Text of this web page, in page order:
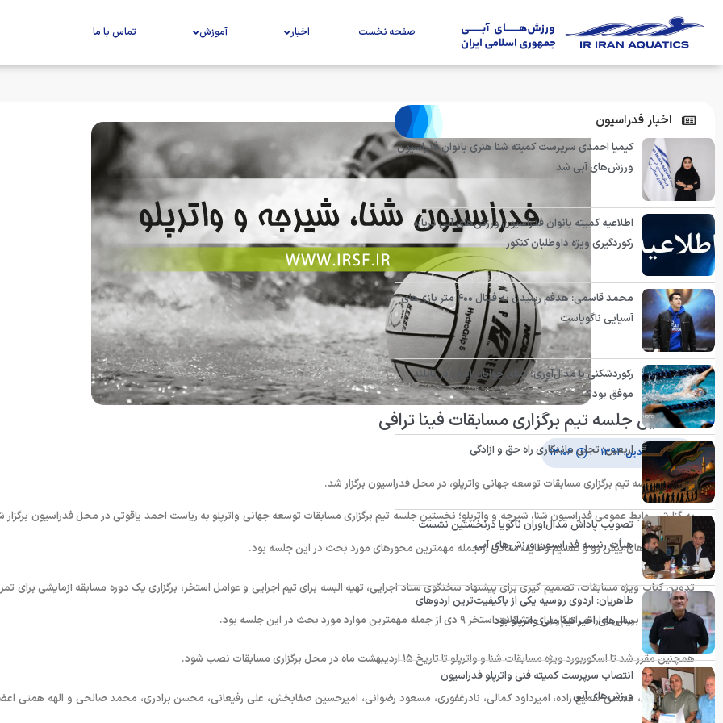
صفحه نخست اخبار آموزش تماس با ما
نخستین جلسه تیم برگزاری مسابقات فینا ترافی
۱۷ فروردین ۱۳۹۴ ۱۳:۰۶
نخستین جلسه تیم برگزاری مسابقات توسعه جهانی واترپلو، در محل فدراسیون برگزار شد.
به گزارش روابط عمومی فدراسیون شنا، شیرجه و واترپلو؛ نخستین جلسه تیم برگزاری مسابقات توسعه جهانی واترپلو به ریاست احمد یاقوتی در محل فدراسیون برگزار
مرور برنامه های پیش رو و تقسیم وظایف ستادی از جمله مهمترین محورهای مورد بحث در این جلسه بود.
تدوین کتاب ویژه مسابقات، تصمیم گیری برای پیشنهاد سخنگوی ستاد اجرایی، تهیه البسه برای تیم اجرایی و عوامل استخر، برگزاری یک دوره مسابقه آزمایشی برای
تیم اجرایی و بررسی و ارائه راهکار برای مشکلات استخر ۹ دی از جمله مهمترین موارد مورد بحث در این جلسه بود.
همچنین مقرر شد تا اسکوربورد ویژه مسابقات شنا و واترپلو تا تاریخ ۱۵ اردیبهشت ماه در محل برگزاری مسابقات نصب شود.
احمد یاقوتی، محسن سمیع زاده، امیرداود کمالی، نادرغفوری، مسعود رضوانی، امیرحسین صفابخش، علی رفیعانی، محسن برادری، محمد صالحی و الهه همتی
اخبار فدراسیون
کیمیا احمدی سرپرست کمیته شنا هنری بانوان فدراسیون
ورزش‌های آبی شد
اطلاعیه کمیته بانوان فدراسیون ورزش‌های آبی درباره
رکوردگیری ویژه داوطلبان کنکور
محمد قاسمی: هدفم رسیدن به فینال ۴۰۰ متر بازی‌های
آسیایی ناگویاست
رکوردشکنی یا مدال‌آوری؛ شنای جوانان ایران در تایلند
موفق بود؟
اربعین؛ تجلی ماندگاری راه حق و آزادگی
تصویب پاداش مدال‌آوران ناگویا درنخستین نشست
هیأت رئیسه فدراسیون ورزش‌های آبی
طاهریان: اردوی روسیه یکی از باکیفیت‌ترین اردوهای
سال‌های اخیر تیم ملی واترپلو بود
انتصاب سرپرست کمیته فنی واترپلو فدراسیون
ورزش‌های آبی